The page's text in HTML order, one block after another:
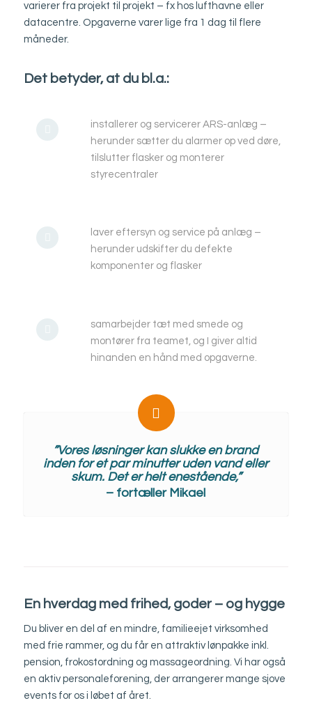
varierer fra projekt til projekt – fx hos lufthavne eller
datacentre. Opgaverne varer lige fra 1 dag til flere
måneder.
Det betyder, at du bl.a.:
installerer og servicerer ARS-anlæg –
herunder sætter du alarmer op ved døre,
tilslutter flasker og monterer
styrecentraler
laver eftersyn og service på anlæg –
herunder udskifter du defekte
komponenter og flasker
samarbejder tæt med smede og
montører fra teamet, og I giver altid
hinanden en hånd med opgaverne.
”Vores løsninger kan slukke en brand
inden for et par minutter uden vand eller
skum. Det er helt enestående,”
– fortæller Mikael
En hverdag med frihed, goder – og hygge
Du bliver en del af en mindre, familieejet virksomhed
med frie rammer, og du får en attraktiv lønpakke inkl.
pension, frokostordning og massageordning. Vi har også
en aktiv personaleforening, der arrangerer mange sjove
events for os i løbet af året.